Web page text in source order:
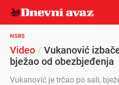
NSRS
Video / Vukanović
bježao od obezbjeđenja
Vukanović je trčao po sali,